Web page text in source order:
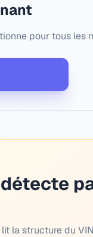
pour tous les
la structure du